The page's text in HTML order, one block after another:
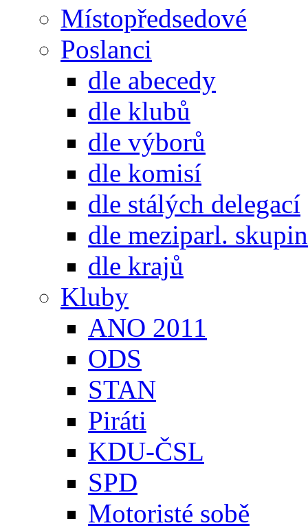
Místopředsedové
Poslanci
dle abecedy
dle klubů
dle výborů
dle komisí
dle stálých delegací
dle meziparl. skupin
dle krajů
Kluby
ANO 2011
ODS
STAN
Piráti
KDU-ČSL
SPD
Motoristé sobě